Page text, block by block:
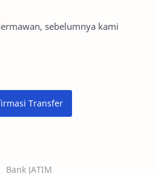
sebelumnya kami
Transfer